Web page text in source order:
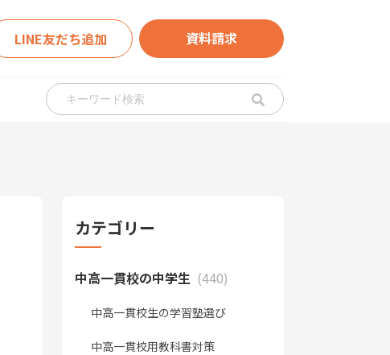
LINE友だち追加 資料請求
カテゴリー
中高一貫校の中学生 (440)
中高一貫校生の学習塾選び
中高一貫校用教科書対策